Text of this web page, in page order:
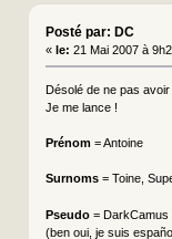
Posté par: DC
« le: 21 Mai 2007 à
Désolé de ne pas
Je me lance !
Prénom= Antoine
Surnoms= Toine,
Pseudo= DarkCamus
(ben oui, je suis